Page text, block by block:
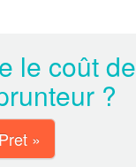
le coût de
?
»